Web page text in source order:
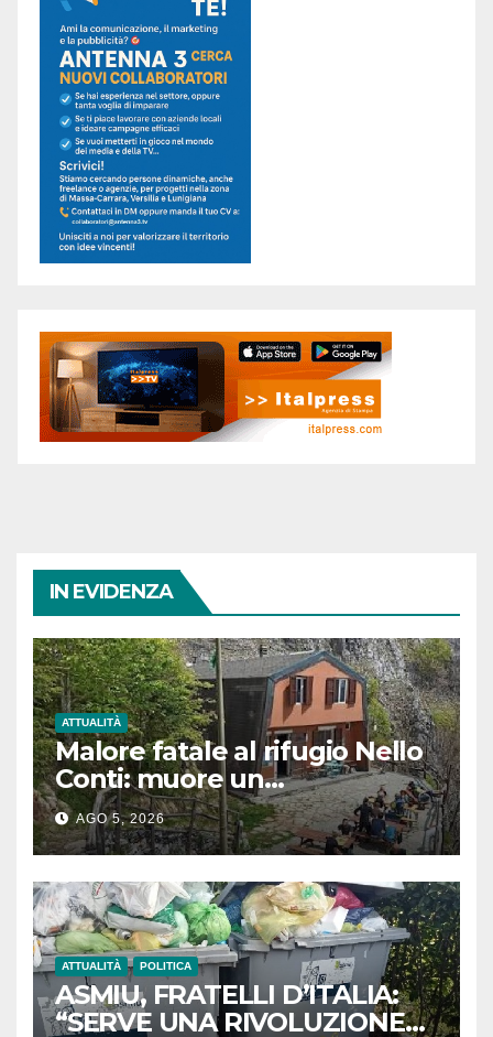
IN EVIDENZA
ATTUALITÀ
Malore fatale al rifugio Nello
Conti: muore un
escursionista di 80 anni sulle
Apuane
AGO 5, 2026
ATTUALITÀ POLITICA
ASMIU, FRATELLI D’ITALIA:
“SERVE UNA RIVOLUZIONE